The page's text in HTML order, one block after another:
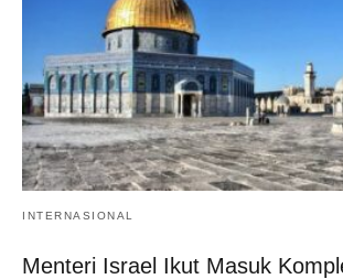
INTERNASIONAL
Menteri Israel Ikut Masuk